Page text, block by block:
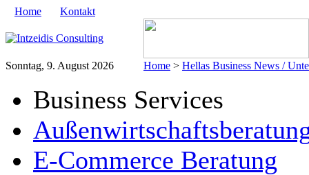
Home Kontakt
Sonntag, 9. August 2026 Home > Hellas Business News /
Business Services
E-Commerce Beratung